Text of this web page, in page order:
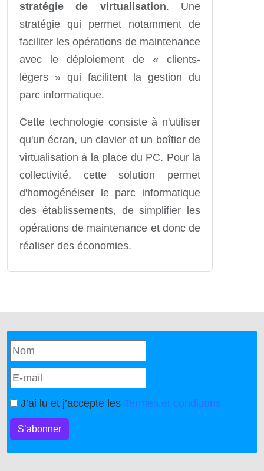
stratégie de virtualisation. Une
stratégie qui permet notamment de
faciliter les opérations de maintenance
avec le déploiement de « clients-
légers » qui facilitent la gestion du
parc informatique.
Cette technologie consiste à n'utiliser
qu'un écran, un clavier et un boîtier de
virtualisation à la place du PC. Pour la
collectivité, cette solution permet
d'homogénéiser le parc informatique
des établissements, de simplifier les
opérations de maintenance et donc de
réaliser des économies.
J’ai lu et j’accepte les Termes et conditions
S’abonner